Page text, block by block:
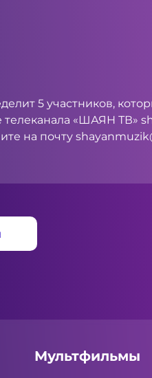
5 участников,
телеканала «ШАЯН ТВ»
на почту
Мультфильмы